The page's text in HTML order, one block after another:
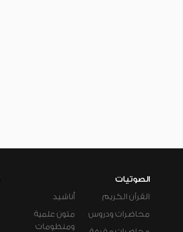
الصوتيات
القرآن الكريم
محاضرات ودروس
أناشيد
متون علمية
ومنظومات